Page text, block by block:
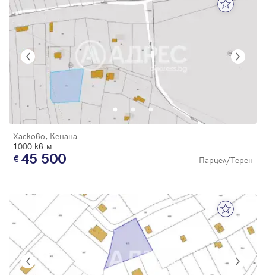
Хасково, Кенана
1000 кв.м.
45 500 Парцел/Терен